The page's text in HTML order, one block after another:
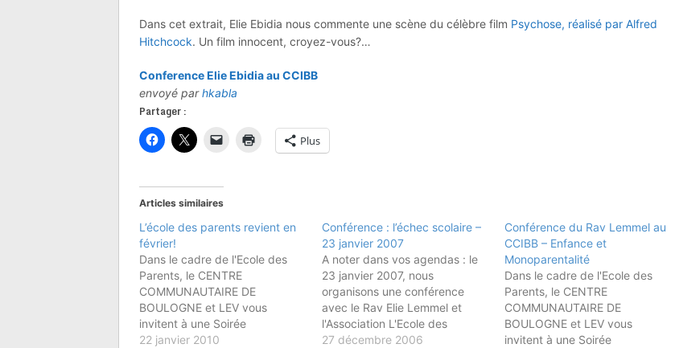
Dans cet extrait, Elie Ebidia nous commente une scène du célèbre film Psychose, réalisé par Alfred
Hitchcock. Un film innocent, croyez-vous?…
Conference Elie Ebidia au CCIBB
envoyé parhkabla
Partager :
Plus
Articles similaires
L’école des parents revient en
février!
Dans le cadre de l'Ecole des
Parents, le CENTRE
COMMUNAUTAIRE DE
BOULOGNE et LEV vous
invitent à une Soirée
Conférence-Débat du Rav Elie
22 janvier 2010
Conférence : l’échec scolaire –
23 janvier 2007
A noter dans vos agendas : le
23 janvier 2007, nous
organisons une conférence
avec le Rav Elie Lemmel et
l'Association L'Ecole des
Parents sur le thème : l'échec
27 décembre 2006
Conférence du Rav Lemmel au
CCIBB – Enfance et
Monoparentalité
Dans le cadre de l'Ecole des
Parents, le CENTRE
COMMUNAUTAIRE DE
BOULOGNE et LEV vous
invitent à une Soirée